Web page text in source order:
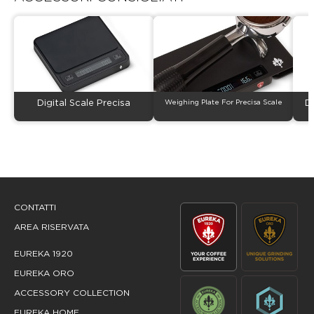
Digital Scale Precisa Weighing Plate For Precisa Scale
CONTATTI
AREA RISERVATA
EUREKA 1920
EUREKA ORO
ACCESSORY COLLECTION